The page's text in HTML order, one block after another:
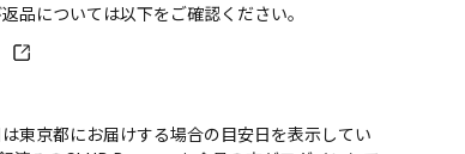
品については以下をご確認ください。
東京都にお届けする場合の目安日を表示してい